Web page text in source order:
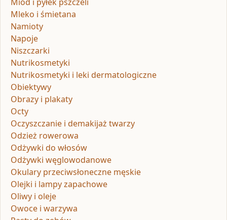
Mleko i śmietana
Namioty
Napoje
Niszczarki
Nutrikosmetyki
Nutrikosmetyki i leki dermatologiczne
Obiektywy
Obrazy i plakaty
Octy
Oczyszczanie i demakijaż twarzy
Odzież rowerowa
Odżywki do włosów
Odżywki węglowodanowe
Okulary przeciwsłoneczne męskie
Olejki i lampy zapachowe
Oliwy i oleje
Owoce i warzywa